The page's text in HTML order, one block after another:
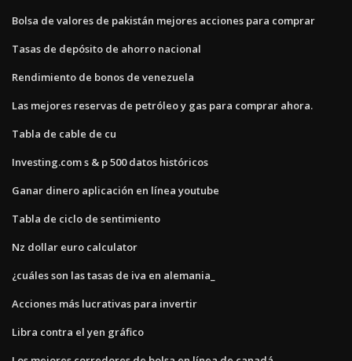
Bolsa de valores de pakistán mejores acciones para comprar
Tasas de depósito de ahorro nacional
Rendimiento de bonos de venezuela
Las mejores reservas de petróleo y gas para comprar ahora.
Tabla de cable de cu
Investing.com s & p 500 datos históricos
Ganar dinero aplicación en línea youtube
Tabla de ciclo de sentimiento
Nz dollar euro calculator
¿cuáles son las tasas de iva en alemania_
Acciones más lucrativas para invertir
Libra contra el yen gráfico